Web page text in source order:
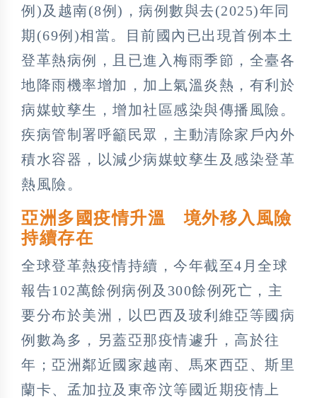
例)及越南(8例)，病例數與去(2025)年同
期(69例)相當。目前國內已出現首例本土
登革熱病例，且已進入梅雨季節，全臺各
地降雨機率增加，加上氣溫炎熱，有利於
病媒蚊孳生，增加社區感染與傳播風險。
疾病管制署呼籲民眾，主動清除家戶內外
積水容器，以減少病媒蚊孳生及感染登革
熱風險。
亞洲多國疫情升溫 境外移入風險
持續存在
全球登革熱疫情持續，今年截至4月全球
報告102萬餘例病例及300餘例死亡，主
要分布於美洲，以巴西及玻利維亞等國病
例數為多，另蓋亞那疫情遽升，高於往
年；亞洲鄰近國家越南、馬來西亞、斯里
蘭卡、孟加拉及東帝汶等國近期疫情上